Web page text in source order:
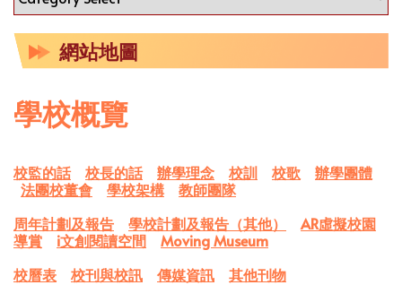
網站地圖
學校概覽
校監的話 校長的話 辦學理念 校訓 校歌
辦學團體
法團校董會
學校架構
教師團隊
周年計劃及報告
學校計劃及報告（其他）
AR虛擬校園
導賞
i文創閱讀空間
Moving Museum
校曆表
校刊與校訊 傳媒資訊 其他刊物